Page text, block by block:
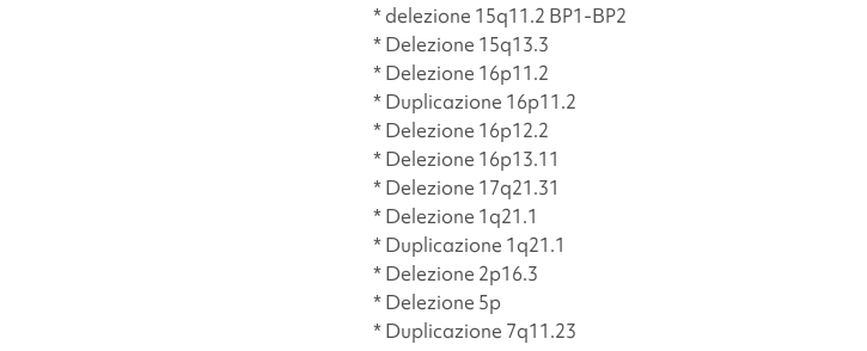
* delezione 15q11.2 BP1-BP2
* Delezione 15q13.3
* Delezione 16p11.2
* Duplicazione 16p11.2
* Delezione 16p12.2
* Delezione 16p13.11
* Delezione 17q21.31
* Delezione 1q21.1
* Duplicazione 1q21.1
* Delezione 2p16.3
* Delezione 5p
* Duplicazione 7q11.23